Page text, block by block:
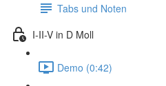
Tabs und Noten
I-II-V in D Moll
Demo (0:42)